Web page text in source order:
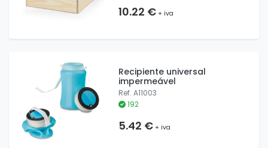
10.22 €+ iva
Recipiente universal
impermeável
Ref. A11003
192
5.42 €+ iva